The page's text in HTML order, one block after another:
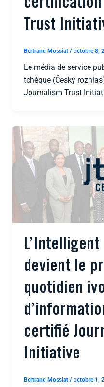
certification
Trust
Bertrand Mossiat / octobre 8,
Le média de service
tchèque (Český
Journalism Trust
L’Intelligent
devient le
quotidien
certifié
Initiative
Bertrand Mossiat / octobre 1,